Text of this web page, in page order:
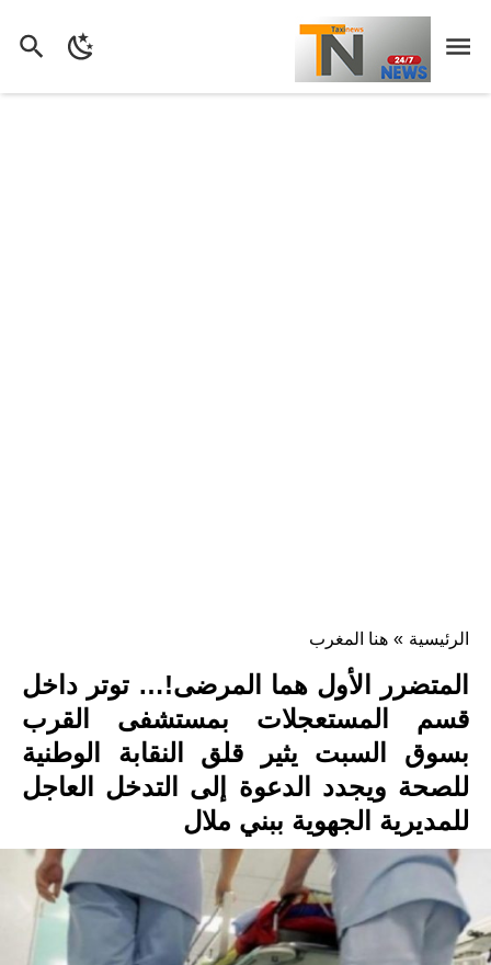
الرئيسية » هنا المغرب
المتضرر الأول هما المرضى!… توتر داخل
قسم المستعجلات بمستشفى القرب
بسوق السبت يثير قلق النقابة الوطنية
للصحة ويجدد الدعوة إلى التدخل العاجل
للمديرية الجهوية ببني ملال